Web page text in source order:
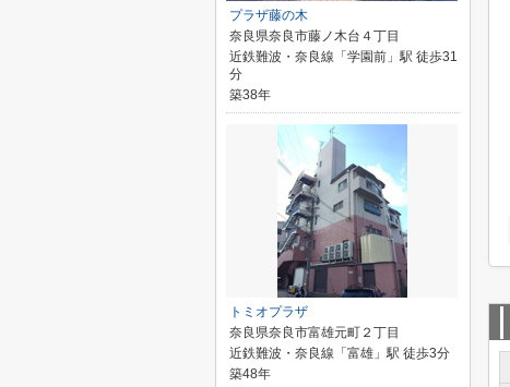
プラザ藤の木
奈良県奈良市藤ノ木台４丁目
近鉄難波・奈良線「学園前」駅 徒歩31
分
築38年
トミオプラザ
奈良県奈良市富雄元町２丁目
近鉄難波・奈良線「富雄」駅 徒歩3分
築48年